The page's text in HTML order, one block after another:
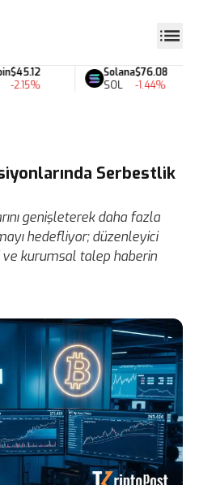
$45.12
-2.15%
Solana
SOL
$76.08
-1.44%
Serbestlik
genişleterek daha fazla
hedefliyor; düzenleyici
kurumsal talep haberin